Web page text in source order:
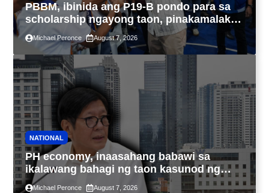
PBBM, ibinida ang P19-B pondo para sa
scholarship ngayong taon, pinakamalaki
sa kasaysayan ng TESDA
Michael Peronce August 7, 2026
NATIONAL
PH economy, inaasahang babawi sa
ikalawang bahagi ng taon kasunod ng
2.3% GDP dulot ng Middle East war,
Michael Peronce August 7, 2026